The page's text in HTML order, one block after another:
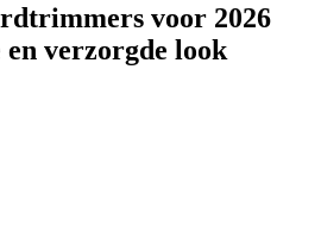
voor 2026
verzorgde look